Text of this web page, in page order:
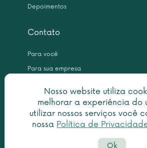
Nosso website utiliza
melhorar a experiência do
utilizar nossos serviços você
nossa Política de
Ok
Depoimentos
Contato
Para você
Para sua empresa
Copyright © 2026 Leme Inteligência Forense